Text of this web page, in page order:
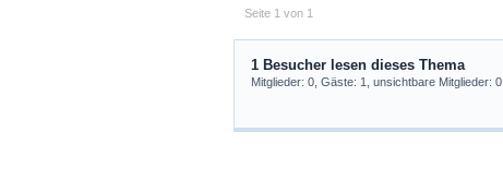
Seite 1 von 1
1 Besucher lesen dieses Thema
Mitglieder: 0, Gäste: 1, unsichtbare Mitglieder: 0